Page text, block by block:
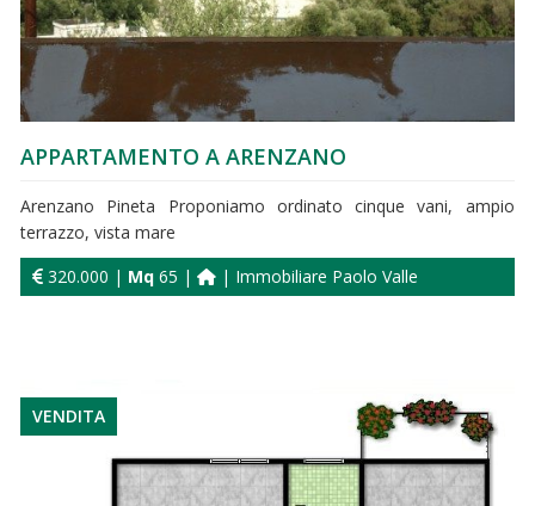
APPARTAMENTO A ARENZANO
Arenzano Pineta Proponiamo ordinato cinque vani, ampio
terrazzo, vista mare
320.000 | Mq 65 | | Immobiliare Paolo Valle
VENDITA